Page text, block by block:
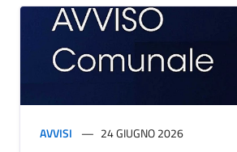
AVVISI 24 GIUGNO 2026